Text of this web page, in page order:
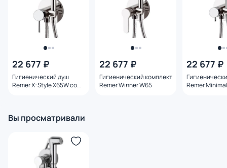
22 677 ₽
Гигиенический душ
Remer X-Style X65W со
22 677 ₽
Гигиенический комплект
Remer Winner W65
22 677 ₽
Remer
Вы просматривали